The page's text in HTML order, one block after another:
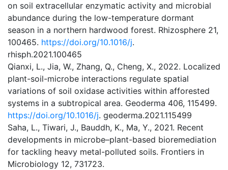
on soil extracellular enzymatic activity and microbial
abundance during the low-temperature dormant
season in a northern hardwood forest. Rhizosphere 21,
100465. https://doi.org/10.1016/j.
rhisph.2021.100465
Qianxi, L., Jia, W., Zhang, Q., Cheng, X., 2022. Localized
plant-soil-microbe interactions regulate spatial
variations of soil oxidase activities within afforested
systems in a subtropical area. Geoderma 406, 115499.
https://doi.org/10.1016/j. geoderma.2021.115499
Saha, L., Tiwari, J., Bauddh, K., Ma, Y., 2021. Recent
developments in microbe–plant-based bioremediation
for tackling heavy metal-polluted soils. Frontiers in
Microbiology 12, 731723.